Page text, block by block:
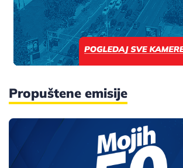
Propuštene emisije